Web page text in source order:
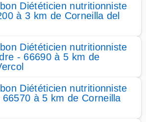
Diététicien nutritionniste
à 3 km de Corneilla del
Diététicien nutritionniste
- 66690 à 5 km de
Diététicien nutritionniste
à 5 km de Corneilla